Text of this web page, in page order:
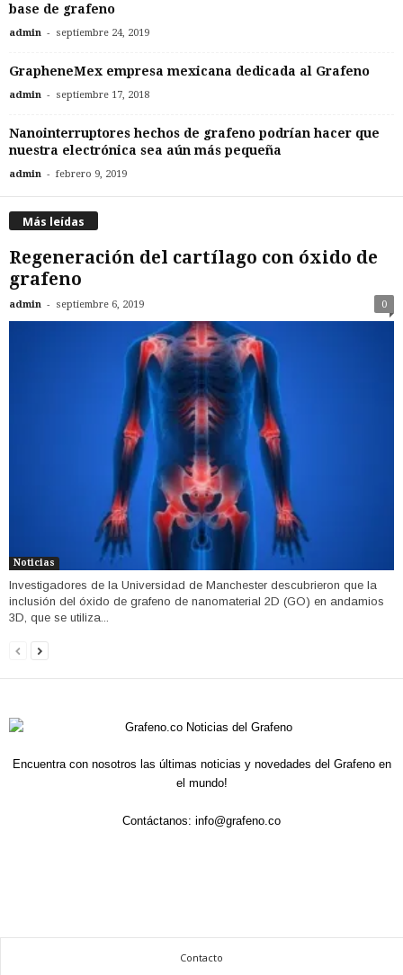
base de grafeno
admin - septiembre 24, 2019
GrapheneMex empresa mexicana dedicada al Grafeno
admin - septiembre 17, 2018
Nanointerruptores hechos de grafeno podrían hacer que
nuestra electrónica sea aún más pequeña
admin - febrero 9, 2019
Más leídas
Regeneración del cartílago con óxido de
grafeno
admin - septiembre 6, 2019 0
Noticias
Investigadores de la Universidad de Manchester descubrieron que la
inclusión del óxido de grafeno de nanomaterial 2D (GO) en andamios
3D, que se utiliza...
Encuentra con nosotros las últimas noticias y novedades del Grafeno en
el mundo!
Contáctanos: info@grafeno.co
Contacto